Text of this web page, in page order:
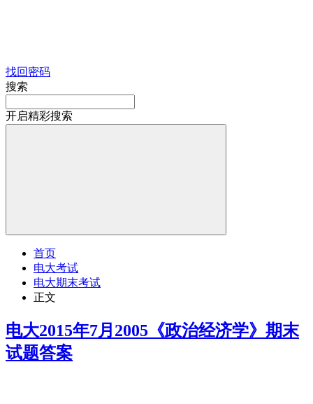
找回密码
搜索
开启精彩搜索
首页
电大考试
电大期末考试
正文
电大2015年7月2005《政治经济学》期末
试题答案